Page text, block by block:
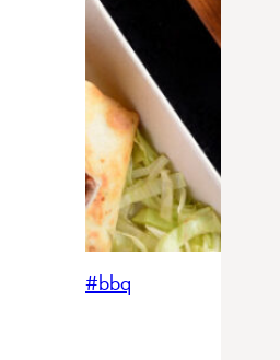
#bbq